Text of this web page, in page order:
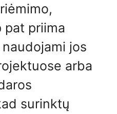
pat priima
jos
arba
surinktų